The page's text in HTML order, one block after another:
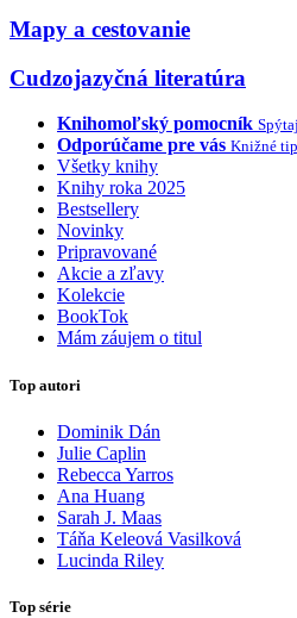
Mapy a cestovanie
Cudzojazyčná literatúra
Knihomoľský pomocník
Odporúčame pre vás Knižné
Všetky knihy
Knihy roka 2025
Bestsellery
Novinky
Pripravované
Akcie a zľavy
Kolekcie
BookTok
Mám záujem o titul
Top autori
Dominik Dán
Julie Caplin
Rebecca Yarros
Ana Huang
Sarah J. Maas
Táňa Keleová Vasilková
Lucinda Riley
Top série